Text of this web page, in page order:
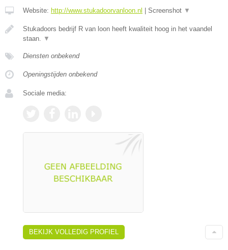
Website: http://www.stukadoorvanloon.nl | Screenshot ▼
Stukadoors bedrijf R van loon heeft kwaliteit hoog in het vaandel
staan.
▼
Diensten onbekend
Openingstijden onbekend
Sociale media:
BEKIJK VOLLEDIG PROFIEL